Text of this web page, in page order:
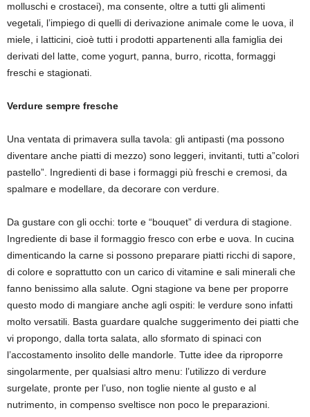
molluschi e crostacei), ma consente, oltre a tutti gli alimenti
vegetali, l’impiego di quelli di derivazione animale come le uova, il
miele, i latticini, cioè tutti i prodotti appartenenti alla famiglia dei
derivati del latte, come yogurt, panna, burro, ricotta, formaggi
freschi e stagionati.
Verdure sempre fresche
Una ventata di primavera sulla tavola: gli antipasti (ma possono
diventare anche piatti di mezzo) sono leggeri, invitanti, tutti a”colori
pastello”. Ingredienti di base i formaggi più freschi e cremosi, da
spalmare e modellare, da decorare con verdure.
Da gustare con gli occhi: torte e “bouquet” di verdura di stagione.
Ingrediente di base il formaggio fresco con erbe e uova. In cucina
dimenticando la carne si possono preparare piatti ricchi di sapore,
di colore e soprattutto con un carico di vitamine e sali minerali che
fanno benissimo alla salute. Ogni stagione va bene per proporre
questo modo di mangiare anche agli ospiti: le verdure sono infatti
molto versatili. Basta guardare qualche suggerimento dei piatti che
vi propongo, dalla torta salata, allo sformato di spinaci con
l’accostamento insolito delle mandorle. Tutte idee da riproporre
singolarmente, per qualsiasi altro menu: l’utilizzo di verdure
surgelate, pronte per l’uso, non toglie niente al gusto e al
nutrimento, in compenso sveltisce non poco le preparazioni.